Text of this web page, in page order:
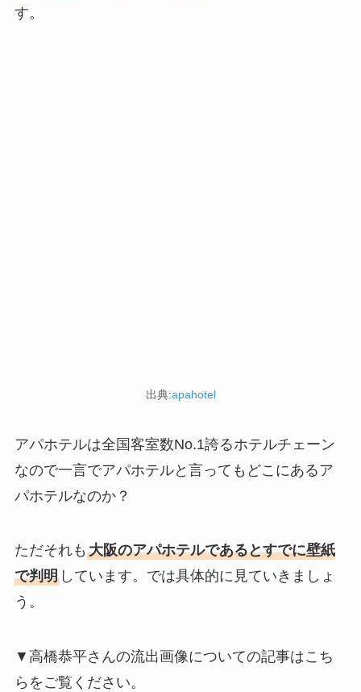
す。
出典:apahotel
アパホテルは全国客室数No.1誇るホテルチェーン
なので一言でアパホテルと言ってもどこにあるア
パホテルなのか？
ただそれも 大阪のアパホテルであるとすでに壁紙
で判明しています。では具体的に見ていきましょ
う。
▼高橋恭平さんの流出画像についての記事はこち
らをご覧ください。